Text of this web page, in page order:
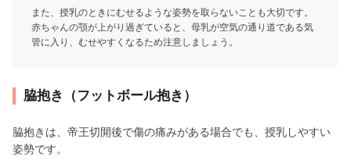
また、授乳のときにむせるような姿勢を取らないことも大切です。
赤ちゃんの顎が上がり過ぎていると、母乳が空気の通り道である気
管に入り、むせやすくなるため注意しましょう。
脇抱き（フットボール抱き）
脇抱きは、帝王切開後で傷の痛みがある場合でも、授乳しやすい
姿勢です。